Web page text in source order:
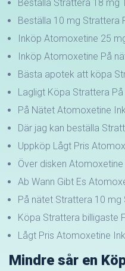
Beställa Strattera 18 mg
Beställa 10 mg Strattera
Inköp Atomoxetine 25
Inköp Atomoxetine På
Bästa apotek att köpa
Lagligt Köpa Strattera
På Nätet Atomoxetine
Där jag kan beställa
Uppköp Lågt Pris
Över disken
Ab Wann Gibt Es
På nätet Strattera 10 mg
Köpa Strattera billigaste
Lågt Pris Atomoxetine
Mindre sår en